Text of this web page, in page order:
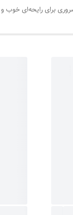
برای رایحه‌ای خوب